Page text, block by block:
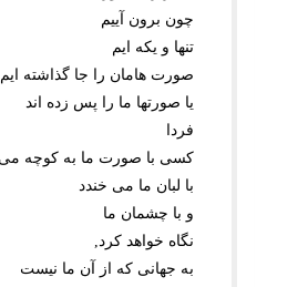
چون برون آییم
تنها و یکه ایم
صورت هامان را جا گذاشته
یا صورتها ما را پس زده اند
فردا
کسى با صورت ما به کوچه
با لبان ما مى خندد
و با چشمان ما
نگاه خواهد کرد,
به جهانى که از آن ما نیست